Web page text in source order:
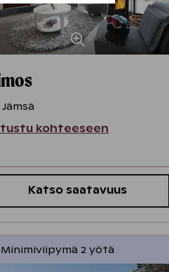
Jämsä
kohteeseen
Katso saatavuus
Minimiviipymä 2 yötä